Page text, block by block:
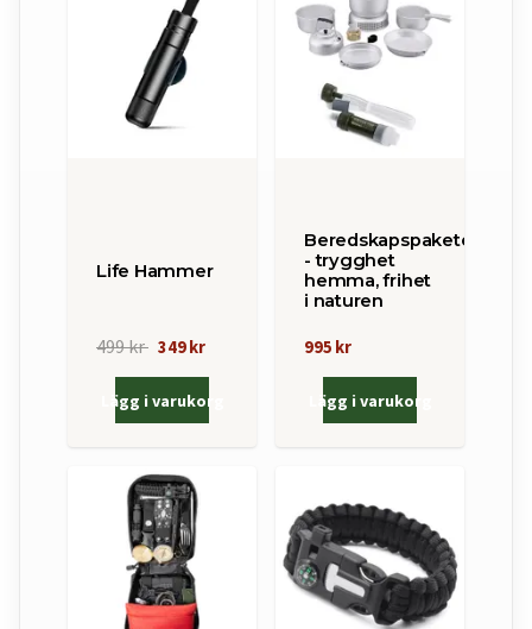
Life Hammer
499 kr 349 kr
Lägg i varukorg
Beredskapspaketet
- trygghet
hemma, frihet
i naturen
995 kr
Lägg i varukorg